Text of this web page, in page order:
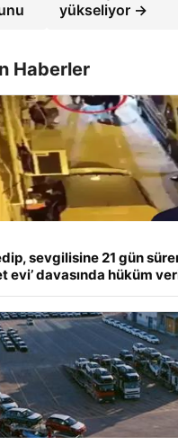
yükseliyor →
Haberler
sevgilisine 21 gün
evi’ davasında hüküm